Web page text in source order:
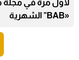
«BAB” الشهرية